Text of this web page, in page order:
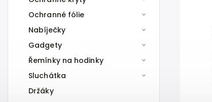
Ochranné fólie
Nabíječky
Gadgety
Řemínky na hodinky
Sluchátka
Držáky